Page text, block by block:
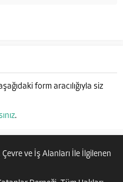
form aracılığıyla siz
.
ve İş Alanları İle İlgilenen